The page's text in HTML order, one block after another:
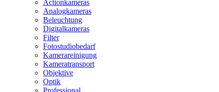
Actionkameras
Analogkameras
Beleuchtung
Digitalkameras
Filter
Fotostudiobedarf
Kamerareinigung
Kameratransport
Objektive
Optik
Professional